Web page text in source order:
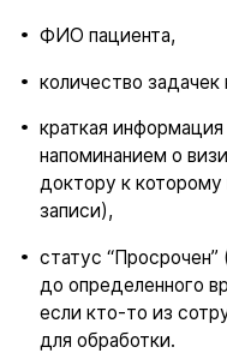
ФИО пациента,
количество задачек
краткая
напоминанием о
доктору к которому
записи),
статус
до определенного
если кто-то из
для обработки.